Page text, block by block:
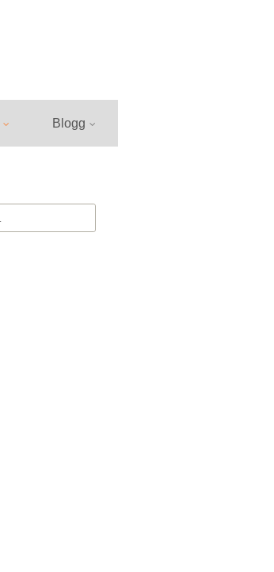
Blogg